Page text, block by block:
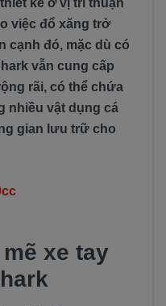
kế ở vị trí thuận
việc đổ xăng trở
cạnh đó, mặc dù có
vẫn cung cấp
rãi, có thể chứa
nhiều vật dụng cá
gian lưu trữ cho
xe tay